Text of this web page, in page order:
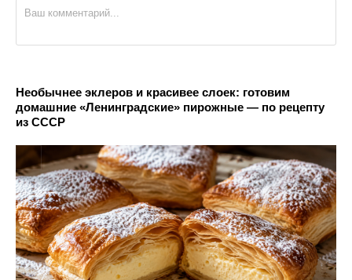
Необычнее эклеров и красивее слоек: готовим
домашние «Ленинградские» пирожные — по рецепту
из СССР